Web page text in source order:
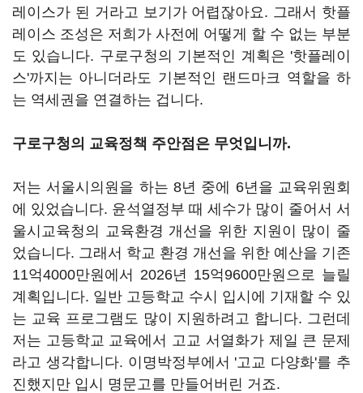
레이스가 된 거라고 보기가 어렵잖아요. 그래서 핫플
레이스 조성은 저희가 사전에 어떻게 할 수 없는 부분
도 있습니다. 구로구청의 기본적인 계획은 '핫플레이
스'까지는 아니더라도 기본적인 랜드마크 역할을 하
는 역세권을 연결하는 겁니다.
구로구청의 교육정책 주안점은 무엇입니까.
저는 서울시의원을 하는 8년 중에 6년을 교육위원회
에 있었습니다. 윤석열정부 때 세수가 많이 줄어서 서
울시교육청의 교육환경 개선을 위한 지원이 많이 줄
었습니다. 그래서 학교 환경 개선을 위한 예산을 기존
11억4000만원에서 2026년 15억9600만원으로 늘릴
계획입니다. 일반 고등학교 수시 입시에 기재할 수 있
는 교육 프로그램도 많이 지원하려고 합니다. 그런데
저는 고등학교 교육에서 고교 서열화가 제일 큰 문제
라고 생각합니다. 이명박정부에서 '고교 다양화'를 추
진했지만 입시 명문고를 만들어버린 거죠.